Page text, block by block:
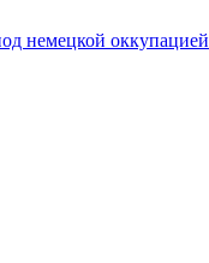
немецкой оккупацией